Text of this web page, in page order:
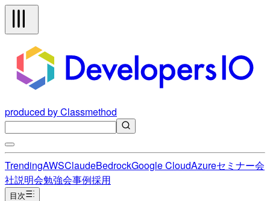
produced by Classmethod
TrendingAWSClaudeBedrockGoogle CloudAzureセミナー会
社説明会勉強会事例採用
目次